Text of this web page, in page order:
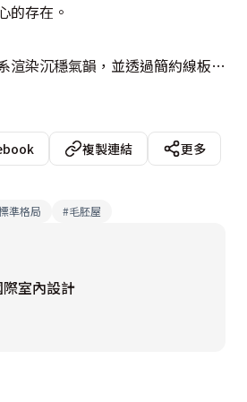
的存在。
渲染沉穩氣韻，並透過簡約線板勾
地板導入溫暖質調，塑造出簡約
不造作的空間，使得貓咪與人們
本性，以最舒適的樣態生活，逐光
自由自在，
複製連結
更多
準格局 #毛胚屋
室內設計